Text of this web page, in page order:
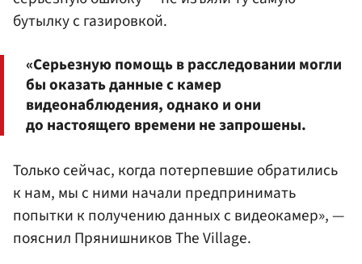
бутылку с газировкой.
«Серьезную помощь в расследовании могли
бы оказать данные с камер
видеонаблюдения, однако и они
до настоящего времени не запрошены.
Только сейчас, когда потерпевшие обратились
к нам, мы с ними начали предпринимать
попытки к получению данных с видеокамер», —
пояснил Прянишников The Village.